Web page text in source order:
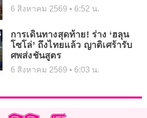
6 สิงหาคม 2569 6:52 น.
การเดินทางสุดท้าย! ร่าง ‘ฮลุน
โซโล่’ ถึงไทยแล้ว ญาติเศร้ารับ
ศพส่งชันสูตร
6 สิงหาคม 2569 6:03 น.